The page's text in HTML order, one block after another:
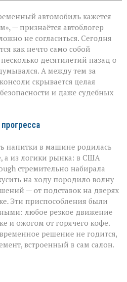
незаметный
герой
автомобильного
салона
автомобиль кажется
— признаётся автоблогер
не согласиться. Сегодня
как нечто само собой
десятилетий назад о
А между тем за
скрывается целая
и даже судебных
напитки в машине родилась
а из логики рынка: в США
стремительно набирала
на ходу породило волну
— от подставок на дверях
Эти приспособления были
любое резкое движение
и ожогом от горячего кофе.
решение не годится,
встроенный в сам салон.